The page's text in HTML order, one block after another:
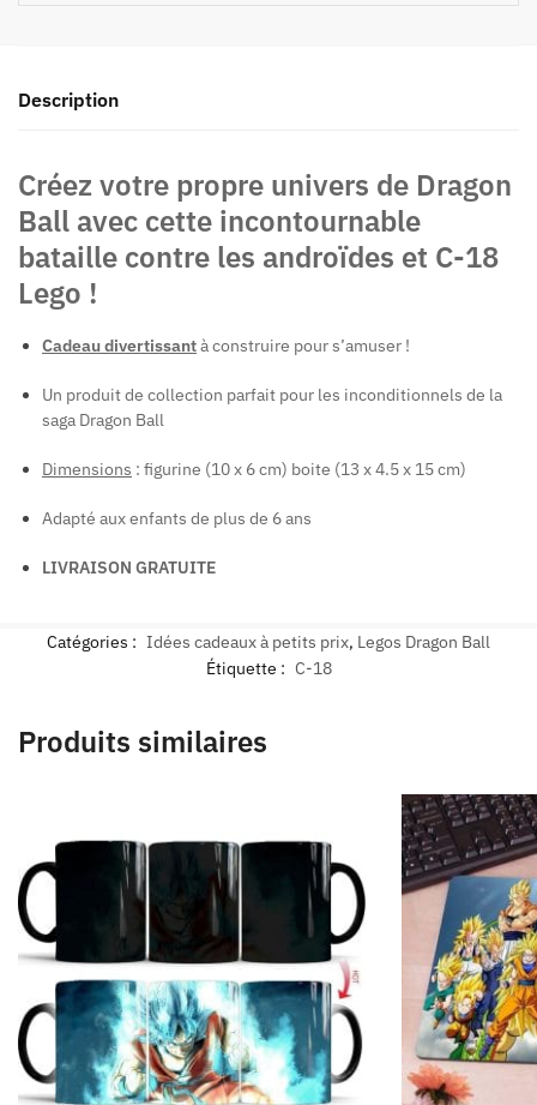
Description
Créez votre propre univers de Dragon
Ball avec cette incontournable
bataille contre les androïdes et C-18
Lego !
Cadeau divertissantà construire pour s’amuser !
Un produit de collection parfait pour les inconditionnels de la
saga Dragon Ball
Dimensions : figurine (10 x 6 cm) boite (13 x 4.5 x 15 cm)
Adapté aux enfants de plus de 6 ans
LIVRAISON GRATUITE
Catégories : Idées cadeaux à petits prix, Legos Dragon Ball
Étiquette : C-18
Produits similaires